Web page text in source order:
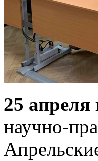
25 апреля
научно-